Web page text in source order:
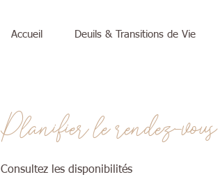
Accueil Deuils & Transitions de Vie
Planifier le rendez-vous
Consultez les disponibilités